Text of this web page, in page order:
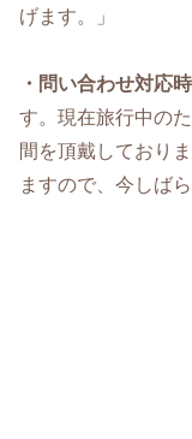
げます。」
・問い合わせ対応時
す。現在旅行中の
間を頂戴しており
ますので、今しば